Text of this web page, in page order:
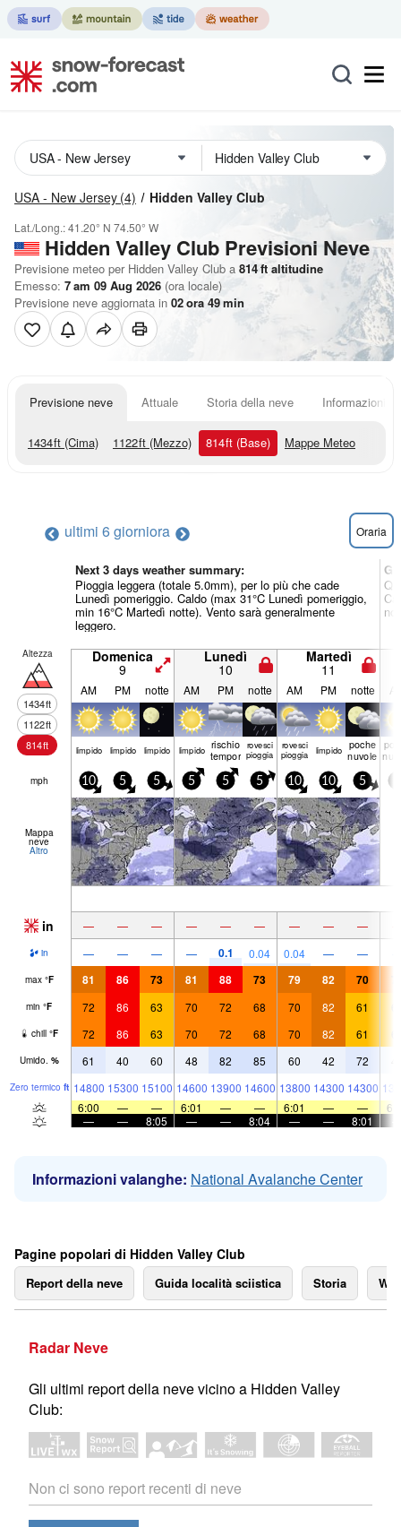
USA - New Jersey (4) Hidden Valley Club
Lat./Long.:41.20° N 74.50° W
Hidden Valley Club Previsioni Neve
Previsione meteo per Hidden Valley Club a 814ftaltitudine
Emesso: 7 am 09 Aug 2026 (ora locale)
Previsione neve aggiornata in 02ora 49min
Previsione neve Attuale Storia della neve Informazioni
1434ft (Cima) 1122ft (Mezzo) 814ft (Base) Mappe Meteo
ultimi 6 giorniora Oraria
Next 3 days weather summary:
Pioggia leggera (totale 5.0mm), per lo più che cade
Lunedì pomeriggio. Caldo (max 31°C Lunedì pomeriggio,
min 16°C Martedì notte). Vento sarà generalmente
leggero.
Altezza
1434ft
1122ft
814ft
Domenica
9
Lunedì
10
Martedì
11
AM PM notte AM PM notte AM PM notte
limp­ido limp­ido limp­ido limp­ido rischio
temporale
rovesci
pioggia
rovesci
pioggia limp­ido poche
nuvole
mph 10 5 5 5 5 5 10 10 5
Mappa
neve
Altro
in — — — — — — — — —
in — — — — 0.1 0.04 0.04 — —
max °F 81 86 73 81 88 73 79 82 70
min °F 72 86 63 70 72 68 70 82 61
chill °F 72 86 63 70 72 68 70 82 61
Umido. % 61 40 60 48 82 85 60 42 72
Zero termico ft 14800 15300 15100 14600 13900 14600 13800 14300 14300
6:00
— — 6:01 — — 6:01 — —
—
— 8:05 — — 8:04 — — 8:01
Informazioni valanghe: National Avalanche Center
Pagine popolari di Hidden Valley Club
Report della neve Guida località sciistica Storia
Radar Neve
Gli ultimi report della neve vicino a Hidden Valley
Club:
Non ci sono report recenti di neve